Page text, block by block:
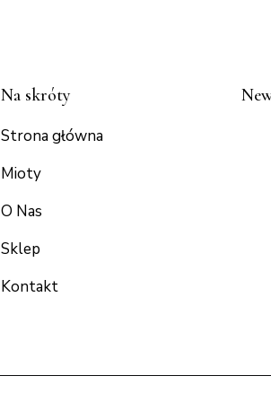
Na skróty
Strona główna
Mioty
O Nas
Sklep
Kontakt